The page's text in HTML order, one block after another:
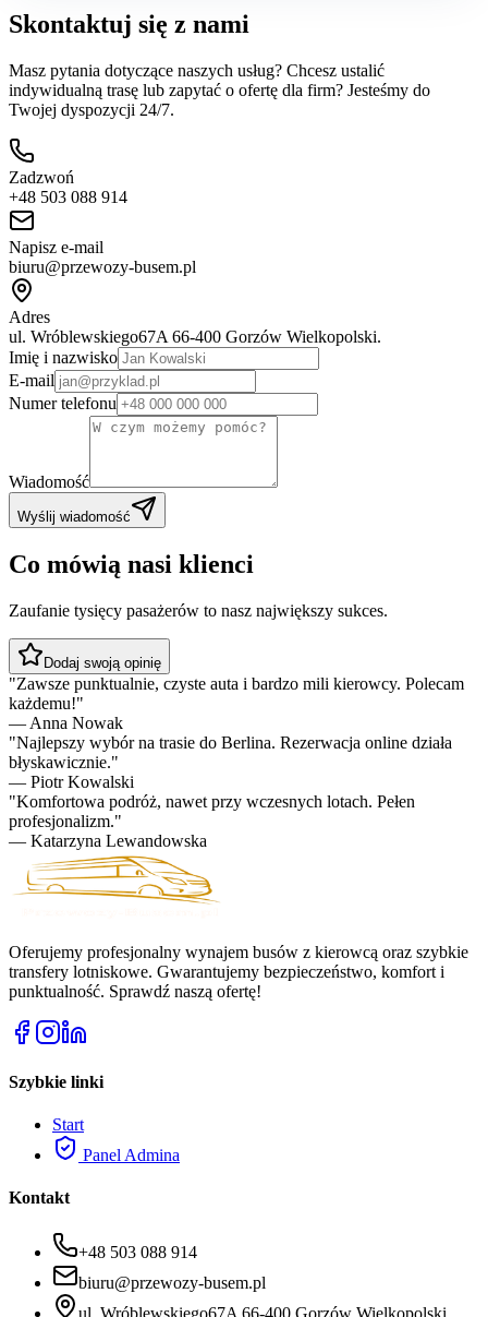
Skontaktuj się z nami
Masz pytania dotyczące naszych usług? Chcesz ustalić
indywidualną trasę lub zapytać o ofertę dla firm? Jesteśmy do
Twojej dyspozycji 24/7.
Zadzwoń
+48 503 088 914
Napisz e-mail
biuru@przewozy-busem.pl
Adres
ul. Wróblewskiego67A 66-400 Gorzów Wielkopolski.
Imię i nazwisko
E-mail
Numer telefonu
Wiadomość
Wyślij wiadomość
Co mówią nasi klienci
Zaufanie tysięcy pasażerów to nasz największy sukces.
Dodaj swoją opinię
"Zawsze punktualnie, czyste auta i bardzo mili kierowcy. Polecam
każdemu!"
— Anna Nowak
"Najlepszy wybór na trasie do Berlina. Rezerwacja online działa
błyskawicznie."
— Piotr Kowalski
"Komfortowa podróż, nawet przy wczesnych lotach. Pełen
profesjonalizm."
— Katarzyna Lewandowska
Oferujemy profesjonalny wynajem busów z kierowcą oraz szybkie
transfery lotniskowe. Gwarantujemy bezpieczeństwo, komfort i
punktualność. Sprawdź naszą ofertę!
Szybkie linki
Start
Panel Admina
Kontakt
+48 503 088 914
biuru@przewozy-busem.pl
ul. Wróblewskiego67A 66-400 Gorzów Wielkopolski.